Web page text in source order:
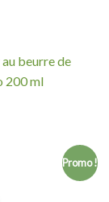
beurre de
200 ml
Promo !